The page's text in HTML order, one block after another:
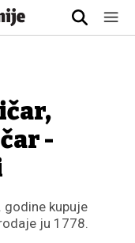
-
godine kupuje
ju 1778.